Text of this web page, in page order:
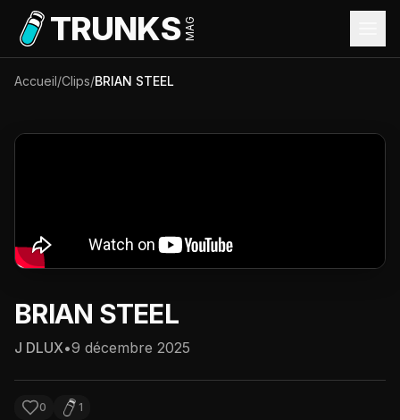
Aller au contenu principal
TRUNKSMAG
Accueil/Clips/BRIAN STEEL
BRIAN STEEL
J DLUX•9 décembre 2025
0 1